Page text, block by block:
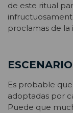
de este ritual
proclamas de la
Es probable
adoptadas por
Puede que